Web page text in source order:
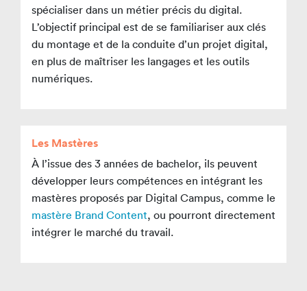
spécialiser dans un métier précis du digital.
L’objectif principal est de se familiariser aux clés
du montage et de la conduite d’un projet digital,
en plus de maîtriser les langages et les outils
numériques.
Les Mastères
À l’issue des 3 années de bachelor, ils peuvent
développer leurs compétences en intégrant les
mastères proposés par Digital Campus, comme le
mastère Brand Content, ou pourront directement
intégrer le marché du travail.